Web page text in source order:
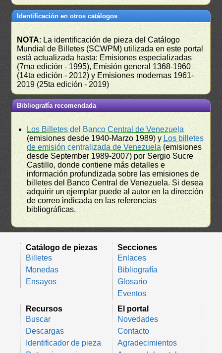
Identificación en otros catálogos
NOTA: La identificación de pieza del Catálogo
Mundial de Billetes (SCWPM) utilizada en este portal
está actualizada hasta: Emisiones especializadas
(7ma edición - 1995), Emisión general 1368-1960
(14ta edición - 2012) y Emisiones modernas 1961-
2019 (25ta edición - 2019)
Bibliografía recomendada
Los Billetes del Banco Central de Venezuela
(emisiones desde 1940-Marzo 1989) y Los billetes
de emisión centralizada de Venezuela (emisiones
desde September 1989-2007) por Sergio Sucre
Castillo, donde contiene más detalles e
información profundizada sobre las emisiones de
billetes del Banco Central de Venezuela. Si desea
adquirir un ejemplar puede al autor en la dirección
de correo indicada en las referencias
bibliográficas.
Catálogo de piezas
Billetes
Monedas
Ensayos
Secciones
Enlaces
Bibliografía
Glosario
Eventos
Recursos
Buscar
Descargas
Identificador de pieza
El portal
Novedades
Contacto
Agradecimientos